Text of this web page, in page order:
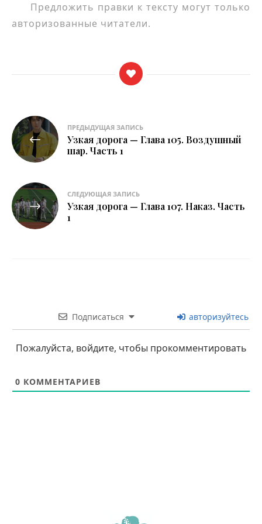
Предложить правки к тексту могут только
авторизованные читатели.
Навигация
по
записям
ПРЕДЫДУЩАЯ ЗАПИСЬ
Узкая дорога — Глава 105. Воздушный
шар. Часть 1
СЛЕДУЮЩАЯ ЗАПИСЬ
Узкая дорога — Глава 107. Наказ. Часть
1
Подписаться авторизуйтесь
Пожалуйста, войдите, чтобы прокомментировать
0 КОММЕНТАРИЕВ